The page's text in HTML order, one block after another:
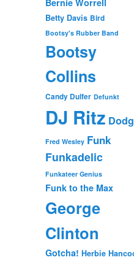
Bernie Worrell
Betty Davis Bird
Bootsy's Rubber Band
Bootsy
Collins
Candy Dulfer Defunkt
DJ Ritz
Fred Wesley Funk
Funkadelic
Funkateer Genius
Funk to the Max
George
Clinton
Gotcha! Herbie